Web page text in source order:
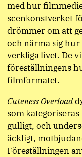
med hur
scenkonstverket
drömmer om att
och närma sig
verkliga livet. De
föreställningens
filmformatet.
Cuteness Overload
som
gulligt, och
äckligt,
Föreställningen